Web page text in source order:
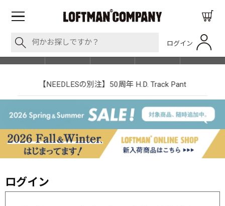
ログイン
SHOP LIST
【NEEDLESの別注】50周年 H.D. Track Pant
ログイン